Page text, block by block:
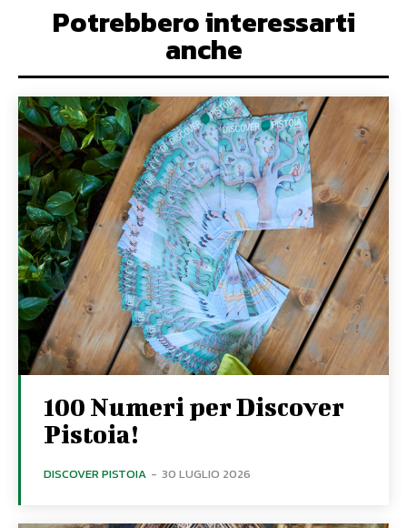
Potrebbero interessarti
anche
100 Numeri per Discover
Pistoia!
DISCOVER PISTOIA - 30 LUGLIO 2026